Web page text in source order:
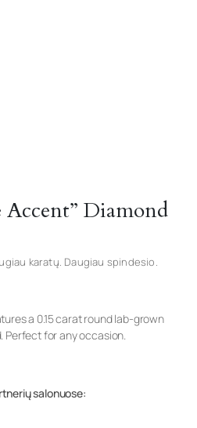
Accent” Diamond
karatų. Daugiau spindesio.
a 0.15 carat round lab-grown
Perfect for any occasion.
salonuose: